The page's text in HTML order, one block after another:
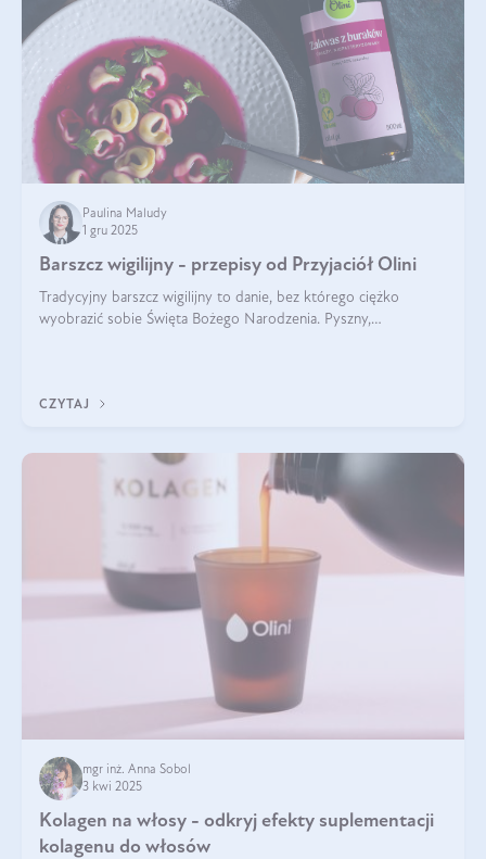
Paulina Maludy
1 gru 2025
Barszcz wigilijny - przepisy od Przyjaciół Olini
Tradycyjny barszcz wigilijny to danie, bez którego ciężko
wyobrazić sobie Święta Bożego Narodzenia. Pyszny,
CZYTAJ
mgr inż. Anna Sobol
3 kwi 2025
Kolagen na włosy - odkryj efekty suplementacji
kolagenu do włosów